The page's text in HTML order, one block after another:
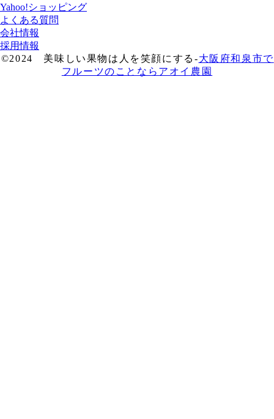
Yahoo!ショッピング
よくある質問
会社情報
採用情報
©2024 美味しい果物は人を笑顔にする-大阪府和泉市で
フルーツのことならアオイ農園